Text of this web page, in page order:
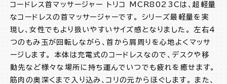
コードレス首マッサージャー トリコ MCR8023Cは、超軽量
なコードレスの首マッサージャーです。 シリーズ最軽量を実
現し、女性でもより扱いやすいサイズ感となりました。 左右4
つのもみ玉が回転しながら、首から肩周りを心地よくマッサ
ージします。 本体は充電式のコードレスなので、デスクや移
動先など様々な場所に持ち運んでいつでも疲れを癒せます。
筋肉の奥深くまで入り込み、コリの元からほぐします。 また、